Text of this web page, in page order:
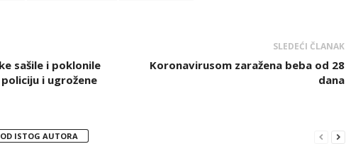
sašile i poklonile
i ugrožene
SLEDEĆI ČLANAK
Koronavirusom zaražena beba od 28
dana
OD ISTOG AUTORA